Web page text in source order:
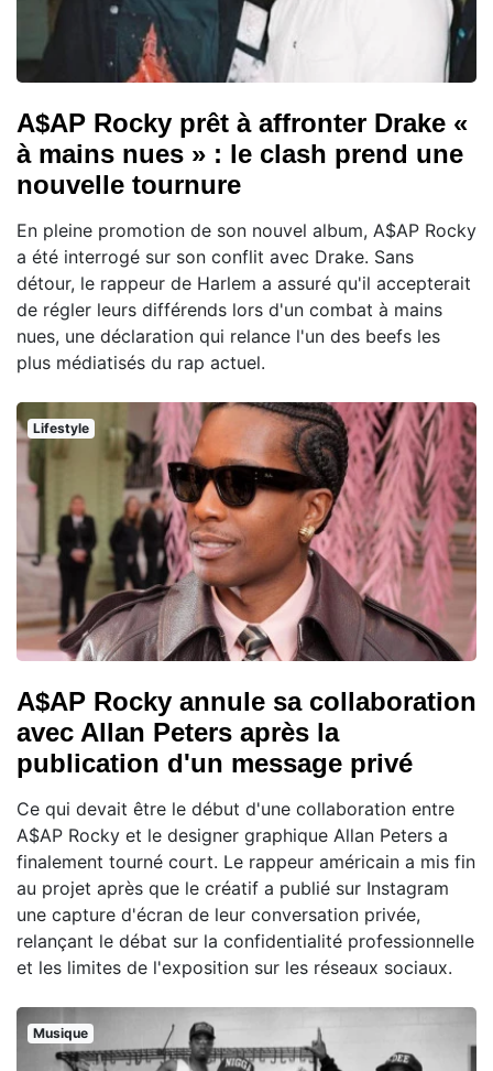
A$AP Rocky prêt à affronter Drake «
à mains nues » : le clash prend une
nouvelle tournure
En pleine promotion de son nouvel album, A$AP Rocky
a été interrogé sur son conflit avec Drake. Sans
détour, le rappeur de Harlem a assuré qu'il accepterait
de régler leurs différends lors d'un combat à mains
nues, une déclaration qui relance l'un des beefs les
plus médiatisés du rap actuel.
Lifestyle
A$AP Rocky annule sa collaboration
avec Allan Peters après la
publication d'un message privé
Ce qui devait être le début d'une collaboration entre
A$AP Rocky et le designer graphique Allan Peters a
finalement tourné court. Le rappeur américain a mis fin
au projet après que le créatif a publié sur Instagram
une capture d'écran de leur conversation privée,
relançant le débat sur la confidentialité professionnelle
et les limites de l'exposition sur les réseaux sociaux.
Musique